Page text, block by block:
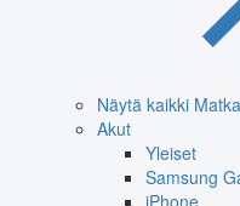
Näytä kaikki
Akut
Yleiset
Samsung
iPhone